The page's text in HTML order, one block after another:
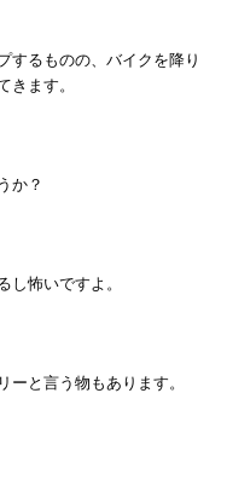
するものの、バイクを降り
きます。
か？
怖いですよ。
と言う物もあります。